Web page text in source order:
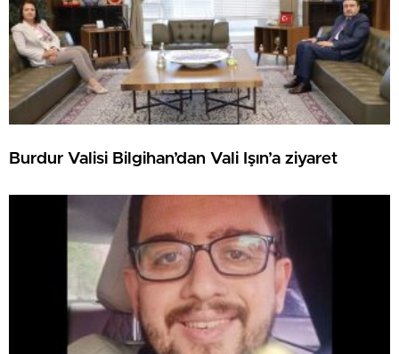
Burdur Valisi Bilgihan’dan Vali Işın’a ziyaret